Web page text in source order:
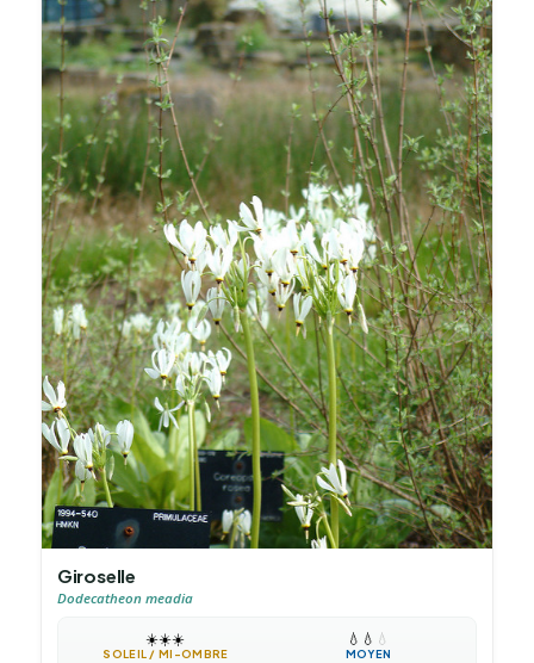
Giroselle
Dodecatheon meadia
☀️☀️☀️
SOLEIL / MI-OMBRE
💧 💧 💧
MOYEN